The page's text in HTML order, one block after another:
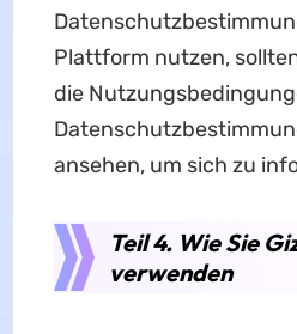
Plattform nutzen,
die
ansehen, um sich zu
Teil 4. Wie Sie
verwenden